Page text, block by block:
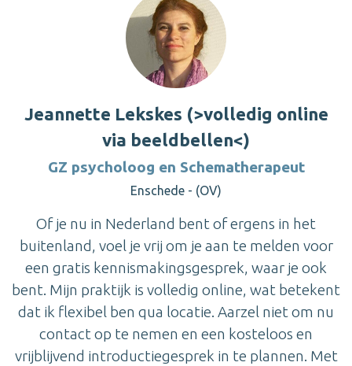
Jeannette Lekskes (>volledig online
via beeldbellen<)
GZ psycholoog en Schematherapeut
Enschede - (OV)
Of je nu in Nederland bent of ergens in het
buitenland, voel je vrij om je aan te melden voor
een gratis kennismakingsgesprek, waar je ook
bent. Mijn praktijk is volledig online, wat betekent
dat ik flexibel ben qua locatie. Aarzel niet om nu
contact op te nemen en een kosteloos en
vrijblijvend introductiegesprek in te plannen. Met